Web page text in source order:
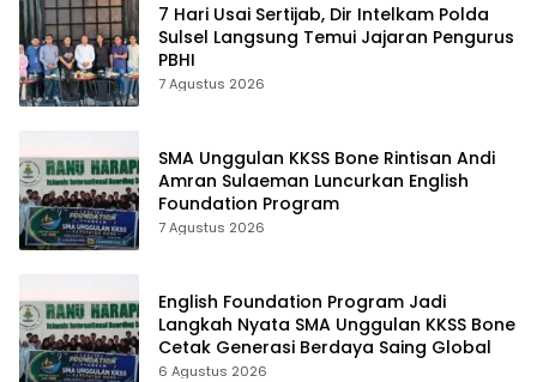
7 Hari Usai Sertijab, Dir Intelkam Polda
Sulsel Langsung Temui Jajaran Pengurus
PBHI
7 Agustus 2026
SMA Unggulan KKSS Bone Rintisan Andi
Amran Sulaeman Luncurkan English
Foundation Program
7 Agustus 2026
English Foundation Program Jadi
Langkah Nyata SMA Unggulan KKSS Bone
Cetak Generasi Berdaya Saing Global
6 Agustus 2026